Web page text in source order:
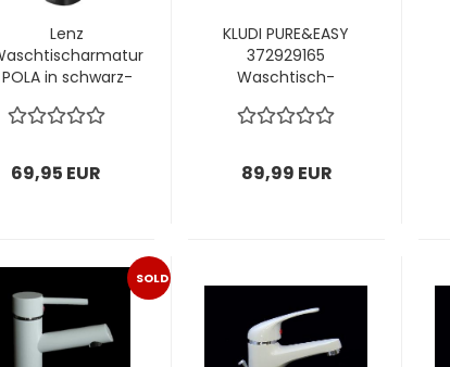
Lenz
POLA in schwarz-
69,95 EUR
KLUDI PURE&EASY
372929165
Waschtisch-
100 weiß -
89,99 EUR
SOLD